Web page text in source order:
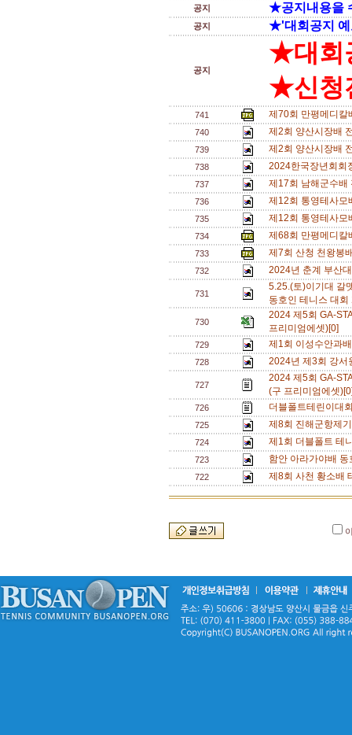
공지 ★공지내용을
공지 ★'대회공지 예
공지
★대회
★신청
741 제70회 만평메디
740 제2회 양산시장배
739 제2회 양산시장배
738 2024한국장년회회
737 제17회 남해군수
736 제12회 통영테사
735 제12회 통영테사
734 제68회 만평메디
733 제7회 산청 천왕봉
732 2024년 춘계 부산
731
5.25.(토)이기대 갈
동호인 테니스 대
730
2024 제5회 GA-
프리미엄에셋)[0]
729 제1회 이성수안과
728 2024년 제3회 강
727
2024 제5회 GA-
(구 프리미엄에셋
726 더블폴트테린이대
725 제8회 진해군항제
724 제1회 더블폴트 테
723 함안 아라가야배
722 제8회 사천 황소배